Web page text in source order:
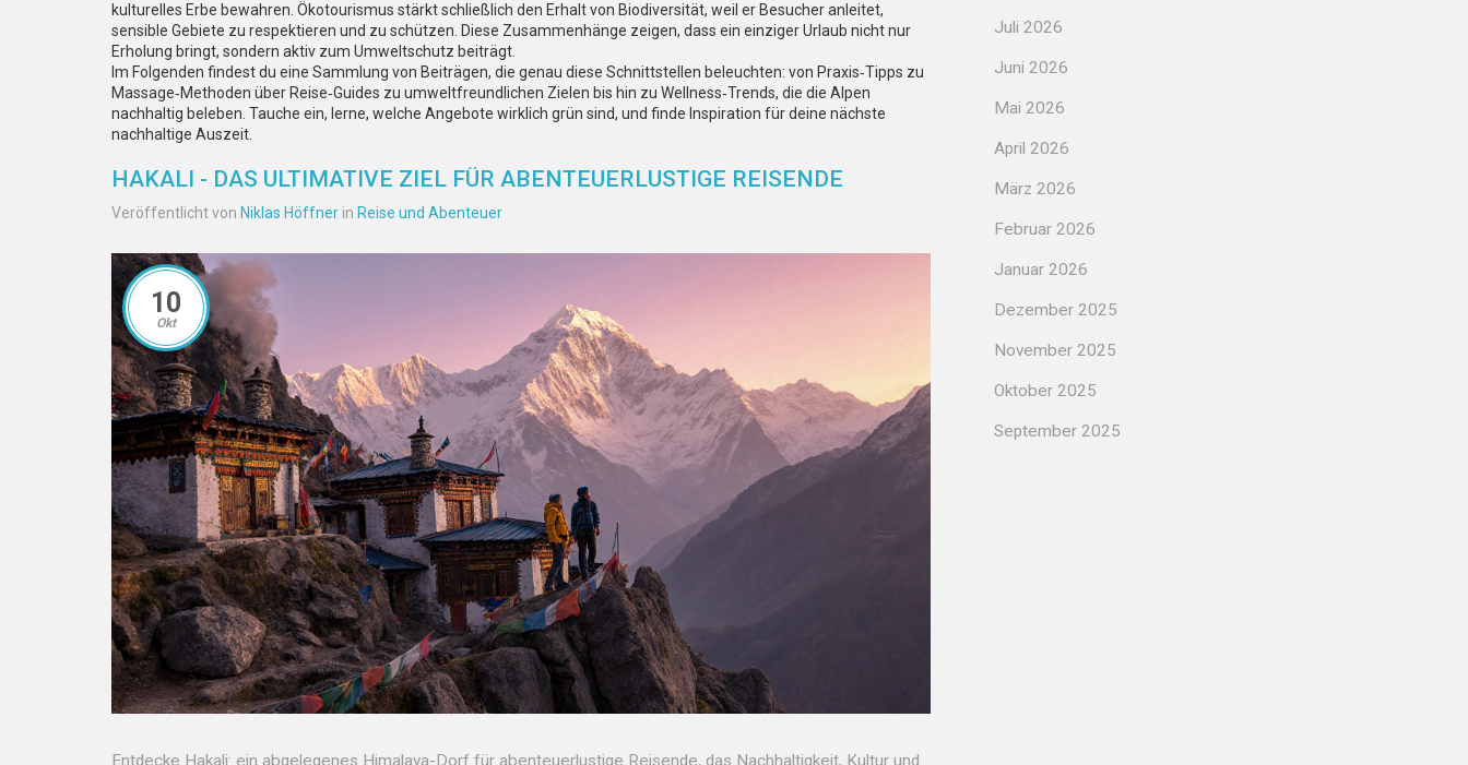
kulturelles Erbe bewahren. Ökotourismus stärkt schließlich den Erhalt von Biodiversität, weil er Besucher anleitet,
sensible Gebiete zu respektieren und zu schützen. Diese Zusammenhänge zeigen, dass ein einziger Urlaub nicht nur
Erholung bringt, sondern aktiv zum Umweltschutz beiträgt.
Im Folgenden findest du eine Sammlung von Beiträgen, die genau diese Schnittstellen beleuchten: von Praxis‑Tipps zu
Massage‑Methoden über Reise‑Guides zu umweltfreundlichen Zielen bis hin zu Wellness‑Trends, die die Alpen
nachhaltig beleben. Tauche ein, lerne, welche Angebote wirklich grün sind, und finde Inspiration für deine nächste
nachhaltige Auszeit.
HAKALI - DAS ULTIMATIVE ZIEL FÜR ABENTEUERLUSTIGE REISENDE
Veröffentlicht von Niklas Höffner in Reise und Abenteuer
10
Okt
Entdecke Hakali: ein abgelegenes Himalaya-Dorf für abenteuerlustige Reisende, das Nachhaltigkeit, Kultur und
Juli 2026
Juni 2026
Mai 2026
April 2026
März 2026
Februar 2026
Januar 2026
Dezember 2025
November 2025
Oktober 2025
September 2025